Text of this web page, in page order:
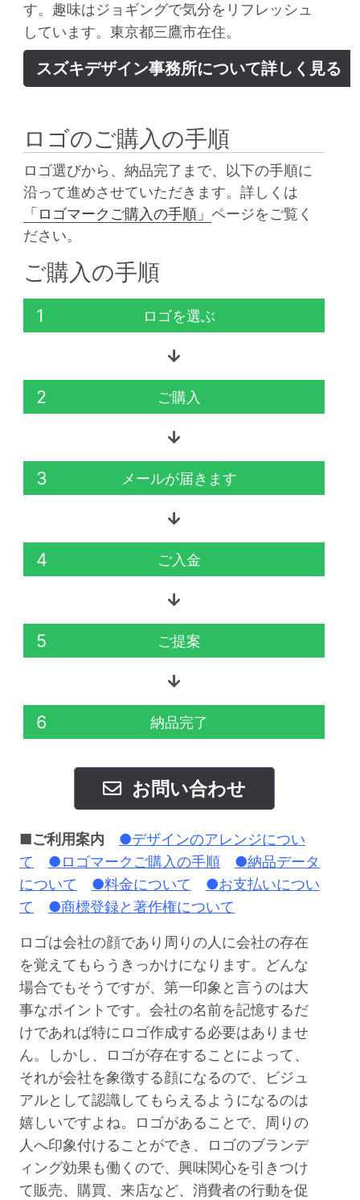
す。趣味はジョギングで気分をリフレッシュ
しています。東京都三鷹市在住。
スズキデザイン事務所について詳しく見る
ロゴのご購入の手順
ロゴ選びから、納品完了まで、以下の手順に
沿って進めさせていただきます。詳しくは
「ロゴマークご購入の手順」ページをご覧く
ださい。
ご購入の手順
1 ロゴを選ぶ
2 ご購入
3 メールが届きます
4 ご入金
5 ご提案
6 納品完了
お問い合わせ
■ご利用案内
●デザインのアレンジについ
て
●ロゴマークご購入の手順
●納品データ
について
●料金について
●お支払いについ
て
●商標登録と著作権について
ロゴは会社の顔であり周りの人に会社の存在
を覚えてもらうきっかけになります。どんな
場合でもそうですが、第一印象と言うのは大
事なポイントです。会社の名前を記憶するだ
けであれば特にロゴ作成する必要はありませ
ん。しかし、ロゴが存在することによって、
それが会社を象徴する顔になるので、ビジュ
アルとして認識してもらえるようになるのは
嬉しいですよね。ロゴがあることで、周りの
人へ印象付けることができ、ロゴのブランデ
ィング効果も働くので、興味関心を引きつけ
て販売、購買、来店など、消費者の行動を促